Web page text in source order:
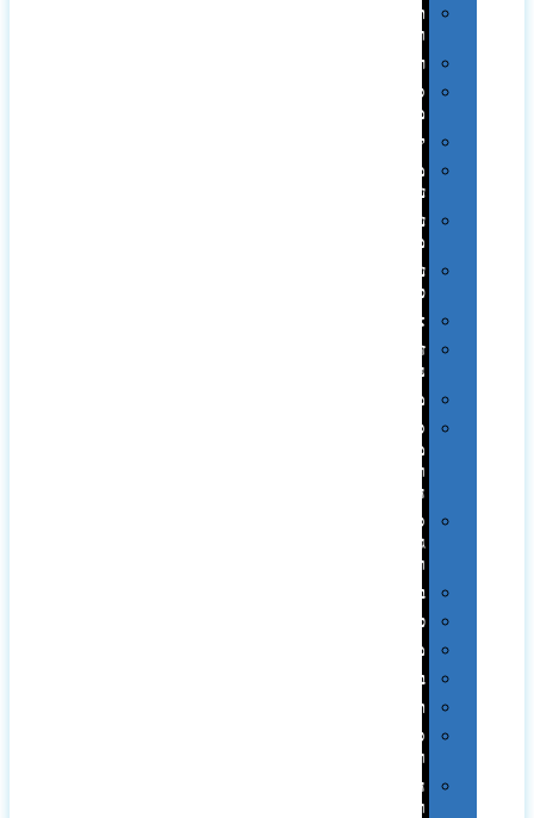
תערוכות
וכנסים
רמקולים
סוכריות
ממותגות
יודאיקה
מארזי
עטים
עטי
מתכת
עטי
פלסטיק
אוזניות
זכרונות
ניידים
מפצלים
סביבת
מחשב
וציוד
היקפי
סוללות
גיבוי
ומטענים
ביגוד
כובעים
מגבות
בקבוקים
תרמי
ספלים
וכוסות
הוקרה
ואומנות